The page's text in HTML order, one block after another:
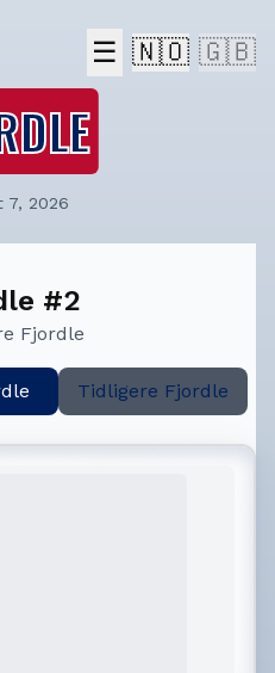
☰ 🇳🇴 🇬🇧
7, 2026
#2
Fjordle
Tidligere Fjordle